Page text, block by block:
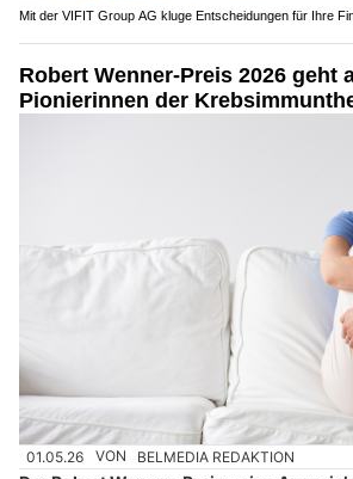
Mit der VIFIT Group AG kluge Entscheidungen für Ihre
Robert Wenner-Preis 2026 geht
Pionierinnen der
01.05.26 VON BELMEDIA REDAKTION